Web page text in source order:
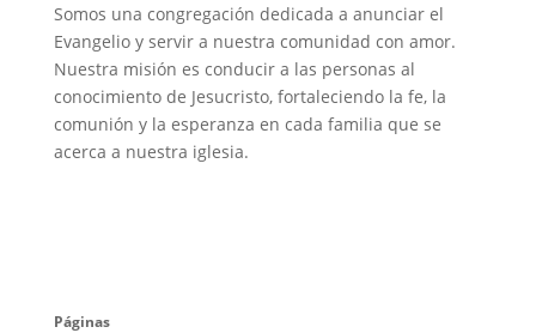
Somos una congregación dedicada a anunciar el
Evangelio y servir a nuestra comunidad con amor.
Nuestra misión es conducir a las personas al
conocimiento de Jesucristo, fortaleciendo la fe, la
comunión y la esperanza en cada familia que se
acerca a nuestra iglesia.
Páginas